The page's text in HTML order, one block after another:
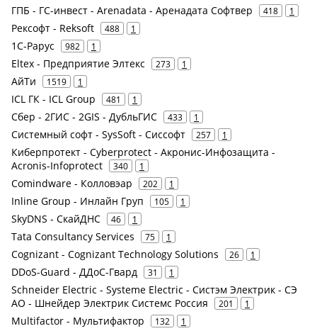
ГПБ - ГС-инвест - Arenadata - Аренадата Софтвер 418 1
Рексофт - Reksoft 488 1
1С-Рарус 982 1
Eltex - Предприятие Элтекс 273 1
АйТи 1519 1
ICL ГК - ICL Group 481 1
Сбер - 2ГИС - 2GIS - ДубльГИС 433 1
Системный софт - SysSoft - Сиссофт 257 1
Киберпротект - Cyberprotect - Акронис-Инфозащита -
Acronis-Infoprotect
340 1
Comindware - Колловэар 202 1
Inline Group - Инлайн Груп 105 1
SkyDNS - СкайДНС 46 1
Tata Consultancy Services 75 1
Cognizant - Cognizant Technology Solutions 26 1
DDoS-Guard - ДДоС-Гвард 31 1
Schneider Electric - Systeme Electric - Систэм Электрик - СЭ
АО - Шнейдер Электрик Системс Россия
201 1
Multifactor - Мультифактор 132 1